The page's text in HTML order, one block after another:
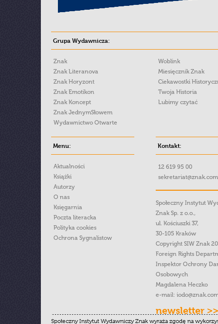
Grupa Wydawnicza:
Znak
Znak Literanova
Znak Horyzont
Znak Emotikon
Znak Koncept
Znak JednymSłowem
Wydawnictwo Otwarte
Woblink
Miesięcznik Znak
Ciekawostki
Twoja Historia
Lubimy czytać
Menu:
Aktualności
Książki
Autorzy
O nas
Księgarnia
Poczta literacka
Polityka cookies
Ochrona Sygnalistow
Kontakt:
12 619 95 00
Społeczny Instytut
Znak Sp. z o.o.,
ul. Kościuszki 37,
30-105 Kraków
Copyright SIW Znak
Foreign Rights
Inspektor Ochrony
Osobowych
Magdalena Heczko
e-mail:
newsletter >>
Społeczny Instytut Wydawniczy Znak wyraża zgodę na